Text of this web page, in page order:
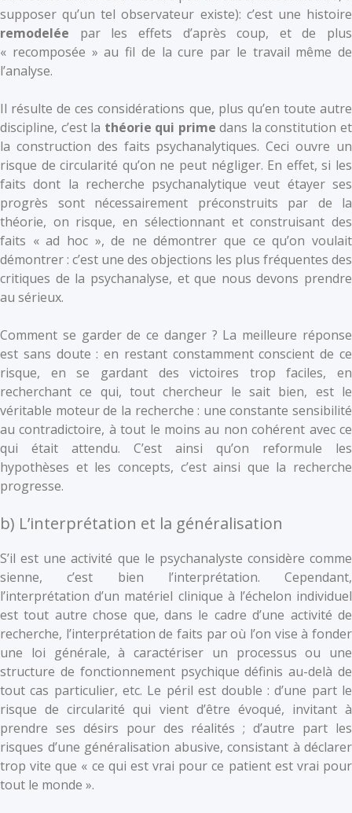
supposer qu’un tel observateur existe): c’est une histoire
remodelée par les effets d’après coup, et de plus
« recomposée » au fil de la cure par le travail même de
l’analyse.
Il résulte de ces considérations que, plus qu’en toute autre
discipline, c’est la théorie qui prime dans la constitution et
la construction des faits psychanalytiques. Ceci ouvre un
risque de circularité qu’on ne peut négliger. En effet, si les
faits dont la recherche psychanalytique veut étayer ses
progrès sont nécessairement préconstruits par de la
théorie, on risque, en sélectionnant et construisant des
faits « ad hoc », de ne démontrer que ce qu’on voulait
démontrer : c’est une des objections les plus fréquentes des
critiques de la psychanalyse, et que nous devons prendre
au sérieux.
Comment se garder de ce danger ? La meilleure réponse
est sans doute : en restant constamment conscient de ce
risque, en se gardant des victoires trop faciles, en
recherchant ce qui, tout chercheur le sait bien, est le
véritable moteur de la recherche : une constante sensibilité
au contradictoire, à tout le moins au non cohérent avec ce
qui était attendu. C’est ainsi qu’on reformule les
hypothèses et les concepts, c’est ainsi que la recherche
progresse.
b) L’interprétation et la généralisation
S’il est une activité que le psychanalyste considère comme
sienne, c’est bien l’interprétation. Cependant,
l’interprétation d’un matériel clinique à l’échelon individuel
est tout autre chose que, dans le cadre d’une activité de
recherche, l’interprétation de faits par où l’on vise à fonder
une loi générale, à caractériser un processus ou une
structure de fonctionnement psychique définis au-delà de
tout cas particulier, etc. Le péril est double : d’une part le
risque de circularité qui vient d’être évoqué, invitant à
prendre ses désirs pour des réalités ; d’autre part les
risques d’une généralisation abusive, consistant à déclarer
trop vite que « ce qui est vrai pour ce patient est vrai pour
tout le monde ».